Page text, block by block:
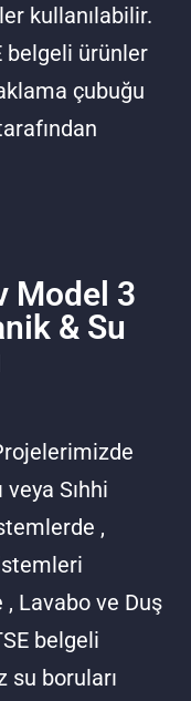
kullanılabilir.
belgeli ürünler
çubuğu
Model 3
& Su
Sıhhi
,
Lavabo ve Duş
belgeli
su boruları